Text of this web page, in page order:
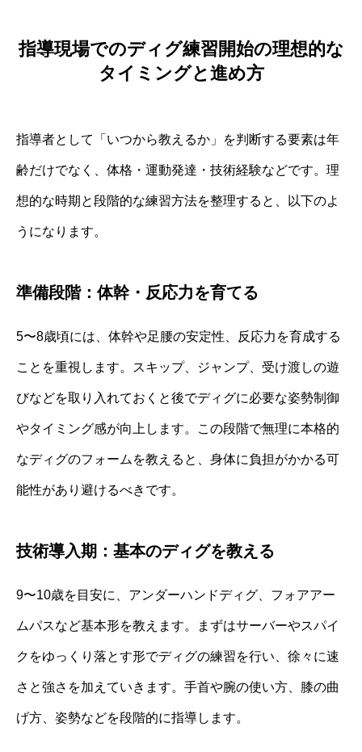
指導現場でのディグ練習開始の理想的な
タイミングと進め方
指導者として「いつから教えるか」を判断する要素は年
齢だけでなく、体格・運動発達・技術経験などです。理
想的な時期と段階的な練習方法を整理すると、以下のよ
うになります。
準備段階：体幹・反応力を育てる
5〜8歳頃には、体幹や足腰の安定性、反応力を育成する
ことを重視します。スキップ、ジャンプ、受け渡しの遊
びなどを取り入れておくと後でディグに必要な姿勢制御
やタイミング感が向上します。この段階で無理に本格的
なディグのフォームを教えると、身体に負担がかかる可
能性があり避けるべきです。
技術導入期：基本のディグを教える
9〜10歳を目安に、アンダーハンドディグ、フォアアー
ムパスなど基本形を教えます。まずはサーバーやスパイ
クをゆっくり落とす形でディグの練習を行い、徐々に速
さと強さを加えていきます。手首や腕の使い方、膝の曲
げ方、姿勢などを段階的に指導します。